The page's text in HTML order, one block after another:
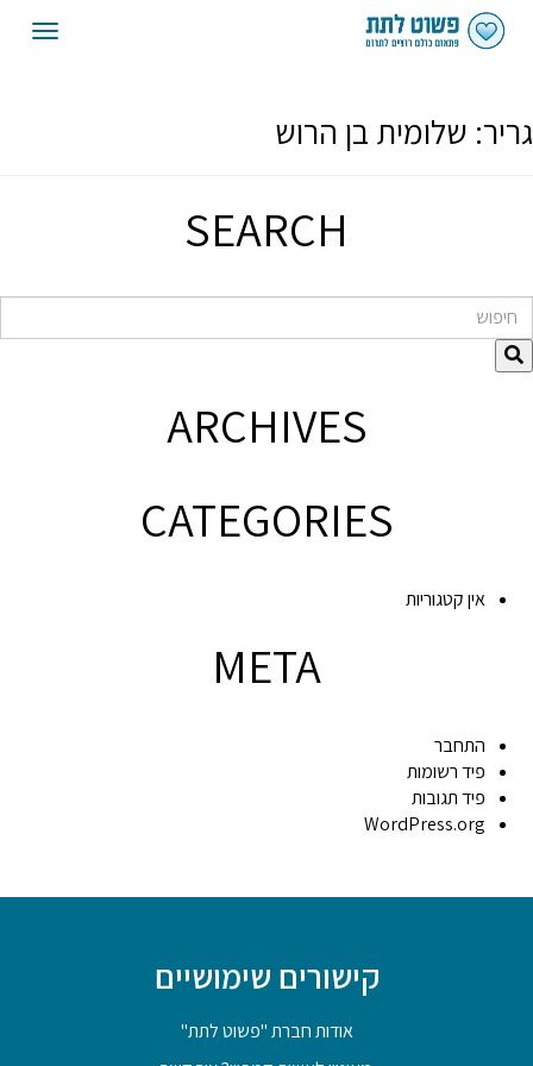
גריר: שלומית בן הרוש
SEARCH
חיפוש
ARCHIVES
CATEGORIES
אין קטגוריות
META
התחבר
פיד רשומות
פיד תגובות
WordPress.org
קישורים שימושיים
אודות חברת "פשוט לתת"